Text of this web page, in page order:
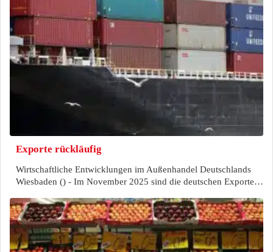
Exporte rückläufig
Wirtschaftliche Entwicklungen im Außenhandel Deutschlands
Wiesbaden () - Im November 2025 sind die deutschen Exporte…